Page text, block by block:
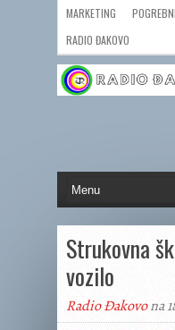
MARKETING
RADIO ĐAKOVO
Strukovna
vozilo
Radio Đakovona